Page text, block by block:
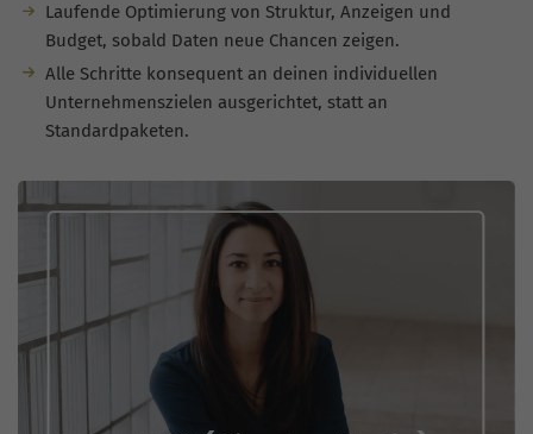
Laufende Optimierung von Struktur, Anzeigen und
Budget, sobald Daten neue Chancen zeigen.
Alle Schritte konsequent an deinen individuellen
Unternehmenszielen ausgerichtet, statt an
Standardpaketen.